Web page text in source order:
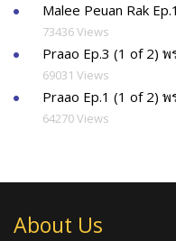
Malee Peuan Rak
73436 Views
Praao Ep.3 (1 of 2) พ
69031 Views
Praao Ep.1 (1 of 2) พ
64270 Views
About Us